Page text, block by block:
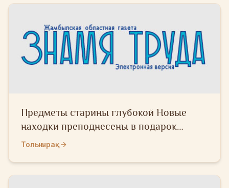
Предметы старины глубокой Новые
находки преподнесены в подарок
государственному музею жителями
Толығырақ